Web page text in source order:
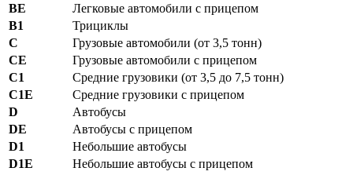
ВE
Легковые автомобили с прицепом
В1
Трициклы
С
Грузовые автомобили (от 3,5 тонн)
СE
Грузовые автомобили с прицепом
С1
Средние грузовики (от 3,5 до 7,5 тонн)
С1E
Средние грузовики с прицепом
D
Автобусы
DE
Автобусы с прицепом
D1
Небольшие автобусы
D1E
Небольшие автобусы с прицепом